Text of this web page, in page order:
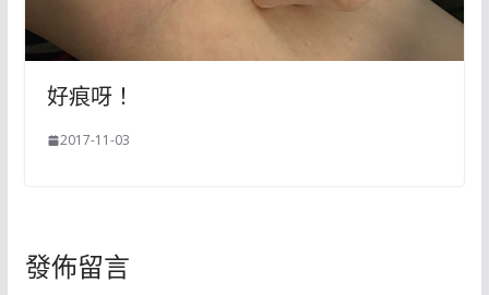
好痕呀！
2017-11-03
發佈留言